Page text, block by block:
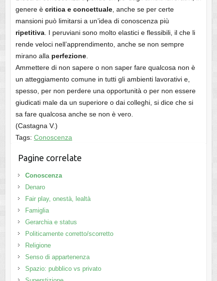
genere è critica e concettuale, anche se per certe
mansioni può limitarsi a un’idea di conoscenza più
ripetitiva. I peruviani sono molto elastici e flessibili, il che li
rende veloci nell’apprendimento, anche se non sempre
mirano alla perfezione.
Ammettere di non sapere o non saper fare qualcosa non è
un atteggiamento comune in tutti gli ambienti lavorativi e,
spesso, per non perdere una opportunità o per non essere
giudicati male da un superiore o dai colleghi, si dice che si
sa fare qualcosa anche se non è vero.
(Castagna V.)
Tags: Conoscenza
Pagine correlate
Conoscenza
Denaro
Fair play, onestà, lealtà
Famiglia
Gerarchia e status
Politicamente corretto/scorretto
Religione
Senso di appartenenza
Spazio: pubblico vs privato